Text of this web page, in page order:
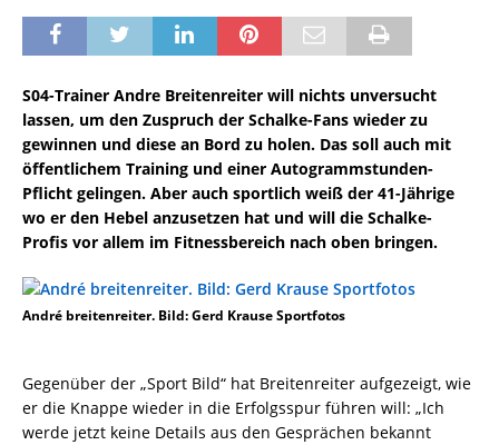
S04-Trainer Andre Breitenreiter will nichts unversucht
lassen, um den Zuspruch der Schalke-Fans wieder zu
gewinnen und diese an Bord zu holen. Das soll auch mit
öffentlichem Training und einer Autogrammstunden-
Pflicht gelingen. Aber auch sportlich weiß der 41-Jährige
wo er den Hebel anzusetzen hat und will die Schalke-
Profis vor allem im Fitnessbereich nach oben bringen.
André breitenreiter. Bild: Gerd Krause Sportfotos
Gegenüber der „Sport Bild“ hat Breitenreiter aufgezeigt, wie
er die Knappe wieder in die Erfolgsspur führen will: „Ich
werde jetzt keine Details aus den Gesprächen bekannt